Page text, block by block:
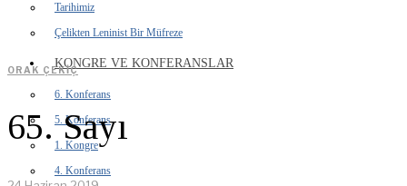
Tarihimiz
Çelikten Leninist Bir Müfreze
KONGRE VE KONFERANSLAR
6. Konferans
5. Konferans
1. Kongre
4. Konferans
ORAK ÇEKIÇ
65. Sayı